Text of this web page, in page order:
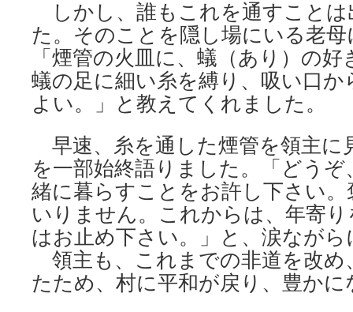
しかし、誰もこれを通すことは
た。そのことを隠し場にいる老
「煙管の火皿に、蟻（あり）の
蟻の足に細い糸を縛り、吸い口
よい。」と教えてくれました。
早速、糸を通した煙管を領主に
を一部始終語りました。「どう
緒に暮らすことをお許し下さい
いりません。これからは、年寄
はお止め下さい。」と、涙なが
領主も、これまでの非道を改め
たため、村に平和が戻り、豊か